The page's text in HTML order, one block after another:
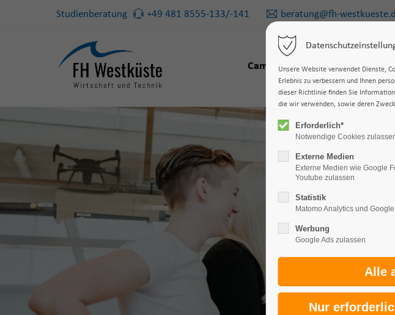
Studienberatung +49 481 8555-133/-141 beratung@fh-
Campus Studiengänge
Unsere Website verwendet Dienste,
Erlebnis zu verbessern und Ihnen
dieser Richtlinie finden Sie
die wir verwenden, sowie deren
Erforderlich*
Notwendige Cookies
Externe Medien
Externe Medien wie Google
Youtube zulassen
Statistik
Matomo Analytics und
Werbung
Google Ads zulassen